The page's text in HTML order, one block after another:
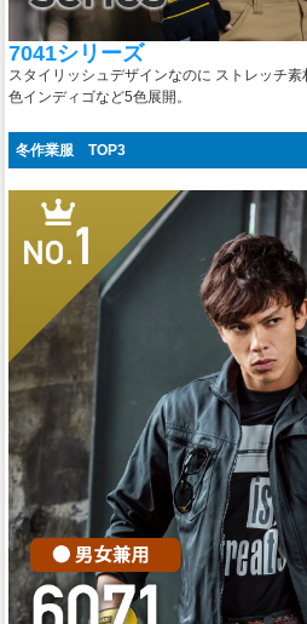
7041シリーズ
スタイリッシュデザインなのに ストレッチ
色インディゴなど5色展開。
冬作業服 TOP3